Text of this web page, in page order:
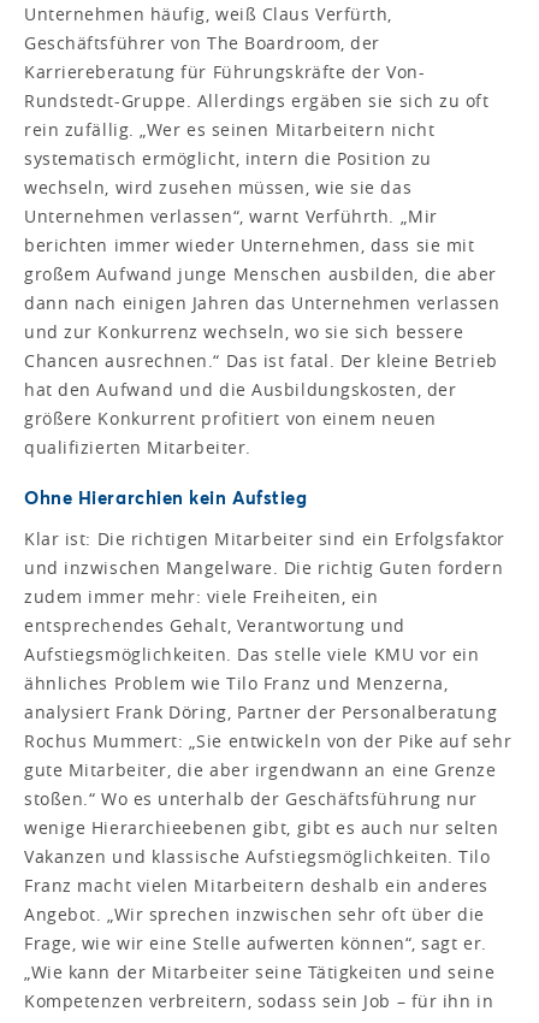
Unternehmen häufig, weiß Claus Verfürth,
Geschäftsführer von The Boardroom, der
Karriereberatung für Führungskräfte der Von-
Rundstedt-Gruppe. Allerdings ergäben sie sich zu oft
rein zufällig. „Wer es seinen Mitarbeitern nicht
systematisch ermöglicht, intern die Position zu
wechseln, wird zusehen müssen, wie sie das
Unternehmen verlassen“, warnt Verführth. „Mir
berichten immer wieder Unternehmen, dass sie mit
großem Aufwand junge Menschen ausbilden, die aber
dann nach einigen Jahren das Unternehmen verlassen
und zur Konkurrenz wechseln, wo sie sich bessere
Chancen ausrechnen.“ Das ist fatal. Der kleine Betrieb
hat den Aufwand und die Ausbildungskosten, der
größere Konkurrent profitiert von einem neuen
qualifizierten Mitarbeiter.
Ohne Hierarchien kein Aufstieg
Klar ist: Die richtigen Mitarbeiter sind ein Erfolgsfaktor
und inzwischen Mangelware. Die richtig Guten fordern
zudem immer mehr: viele Freiheiten, ein
entsprechendes Gehalt, Verantwortung und
Aufstiegsmöglichkeiten. Das stelle viele KMU vor ein
ähnliches Problem wie Tilo Franz und Menzerna,
analysiert Frank Döring, Partner der Personalberatung
Rochus Mummert: „Sie entwickeln von der Pike auf sehr
gute Mitarbeiter, die aber irgendwann an eine Grenze
stoßen.“ Wo es unterhalb der Geschäftsführung nur
wenige Hierarchieebenen gibt, gibt es auch nur selten
Vakanzen und klassische Aufstiegsmöglichkeiten. Tilo
Franz macht vielen Mitarbeitern deshalb ein anderes
Angebot. „Wir sprechen inzwischen sehr oft über die
Frage, wie wir eine Stelle aufwerten können“, sagt er.
„Wie kann der Mitarbeiter seine Tätigkeiten und seine
Kompetenzen verbreitern, sodass sein Job – für ihn in